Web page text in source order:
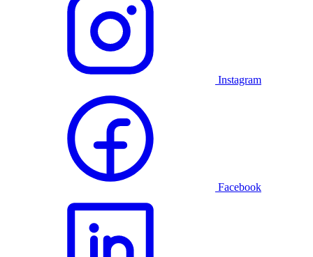
Instagram
Facebook